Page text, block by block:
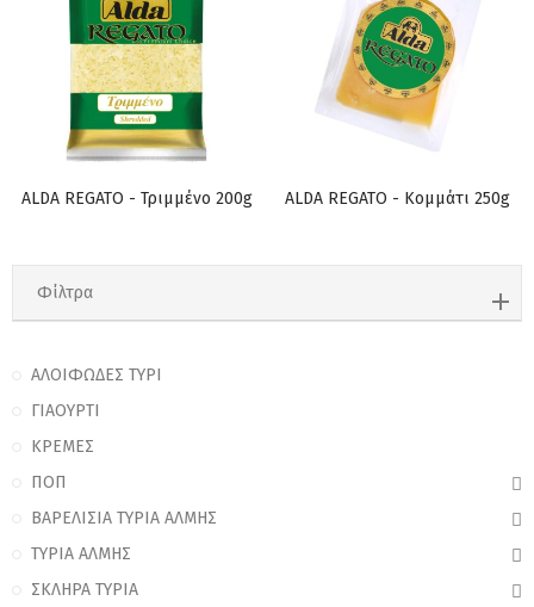
ALDA REGATO - Τριμμένο 200g ALDA REGATO - Κομμάτι 250g
Φίλτρα
ΑΛΟΙΦΩΔΕΣ ΤΥΡΙ
ΓΙΑΟΥΡΤΙ
ΚΡΕΜΕΣ
ΠΟΠ
ΒΑΡΕΛΙΣΙΑ ΤΥΡΙΑ ΑΛΜΗΣ
ΤΥΡΙΑ ΑΛΜΗΣ
ΣΚΛΗΡΑ ΤΥΡΙΑ